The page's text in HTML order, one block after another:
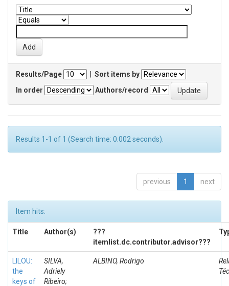
Results/Page
Sort items by
In order
Authors/record
Results 1-1 of 1 (Search time: 0.002 seconds).
previous 1 next
Item hits:
Title Author(s)
???
itemlist.dc.contributor.advisor???
LILOU:
the
keys of
SILVA,
Adriely
Ribeiro;
ALBINO, Rodrigo